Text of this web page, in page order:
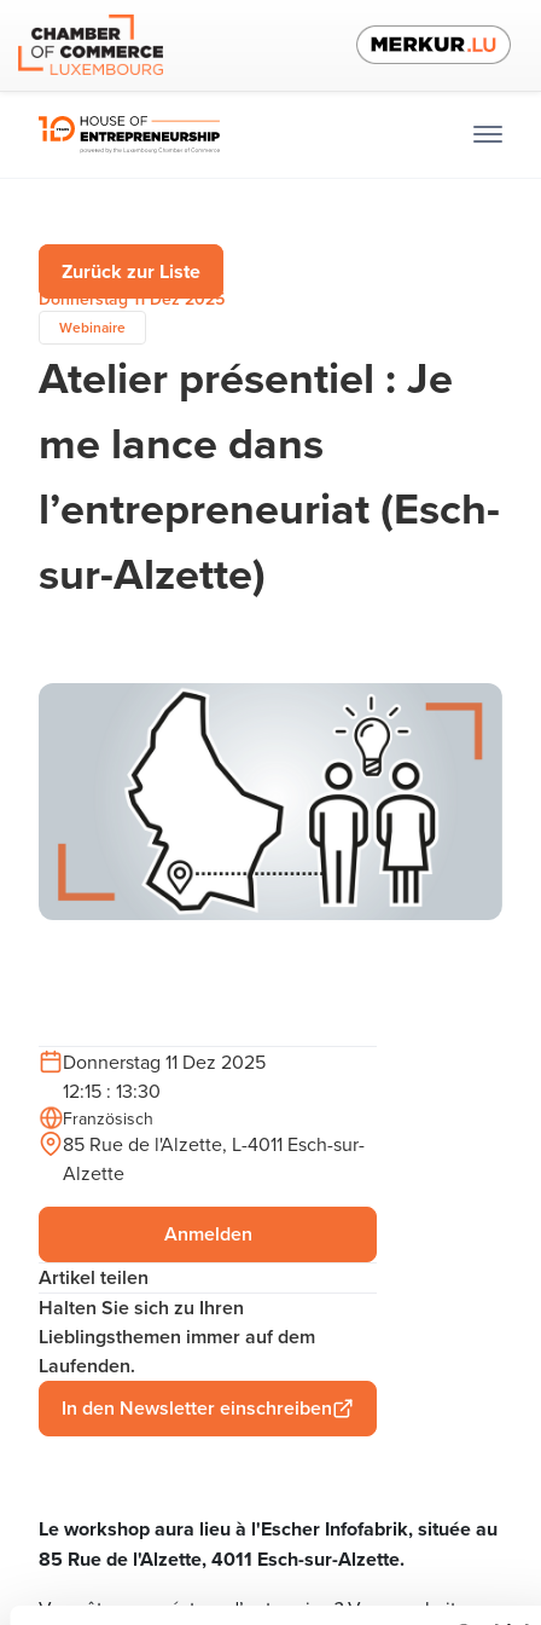
Zurück zur Liste
Donnerstag 11 Dez 2025
Webinaire
Atelier présentiel : Je
me lance dans
l’entrepreneuriat (Esch-
sur-Alzette)
Donnerstag 11 Dez 2025
12:15 : 13:30
Französisch
85 Rue de l'Alzette, L-4011 Esch-sur-
Alzette
Anmelden
Artikel teilen
Halten Sie sich zu Ihren
Lieblingsthemen immer auf dem
Laufenden.
In den Newsletter einschreiben
Le workshop aura lieu à l'Escher Infofabrik, située au
85 Rue de l'Alzette, 4011 Esch-sur-Alzette.
Vous êtes un créateur d’entreprise ? Vous souhaitez